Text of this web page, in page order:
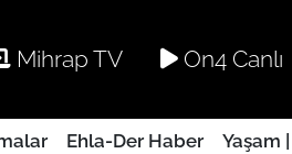
Mihrap TV On4 Canlı
Ehla-Der Haber Yaşam